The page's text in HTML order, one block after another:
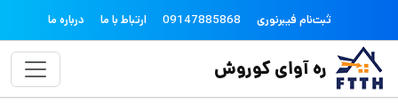
رفتن به محتوای اصلی topheader
درباره ما ارتباط با ما 09147885868 ثبت‌نام فیبرنوری
ره آوای کوروش